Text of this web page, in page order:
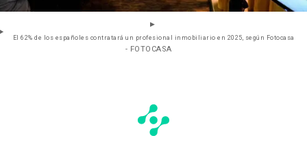
El 62% de los españoles contratará un profesional inmobiliario en 2025, según Fotocasa
- FOTOCASA